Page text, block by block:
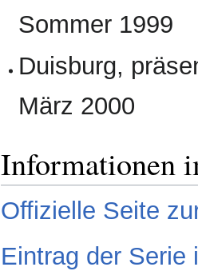
Sommer 1999
Duisburg,
März 2000
Informationen
Offizielle Seite
Eintrag der Serie